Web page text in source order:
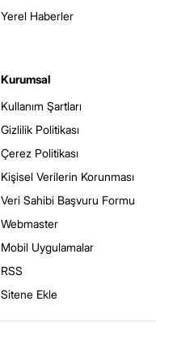
Yerel Haberler
Kurumsal
Kullanım Şartları
Gizlilik Politikası
Çerez Politikası
Kişisel Verilerin Korunması
Veri Sahibi Başvuru Formu
Webmaster
Mobil Uygulamalar
RSS
Sitene Ekle